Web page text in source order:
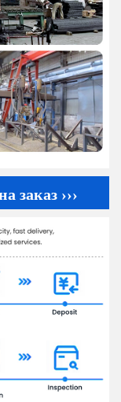
заказ ›››